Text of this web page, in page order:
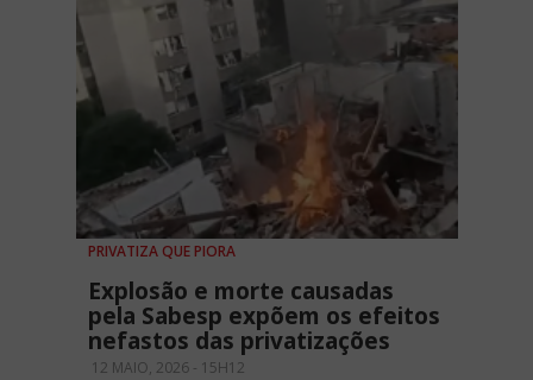
PRIVATIZA QUE PIORA
Explosão e morte causadas
pela Sabesp expõem os efeitos
nefastos das privatizações
12 MAIO, 2026 - 15H12